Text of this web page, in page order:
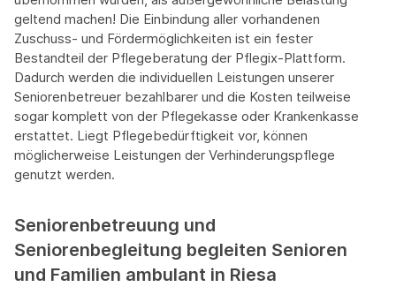
geltend machen! Die Einbindung aller vorhandenen
Zuschuss- und Fördermöglichkeiten ist ein fester
Bestandteil der Pflegeberatung der Pflegix-Plattform.
Dadurch werden die individuellen Leistungen unserer
Seniorenbetreuer bezahlbarer und die Kosten teilweise
sogar komplett von der Pflegekasse oder Krankenkasse
erstattet. Liegt Pflegebedürftigkeit vor, können
möglicherweise Leistungen der Verhinderungspflege
genutzt werden.
Seniorenbetreuung und
Seniorenbegleitung begleiten Senioren
und Familien ambulant in Riesa